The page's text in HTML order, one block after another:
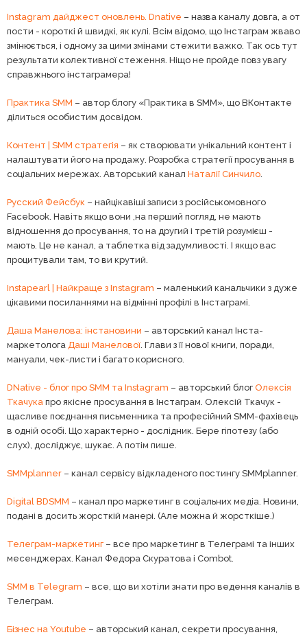
Instagram дайджест оновлень. Dnative – назва каналу довга, а от
пости - короткі й швидкі, як кулі. Всім відомо, що Інстаграм жваво
змінюється, і одному за цими змінами стежити важко. Так ось тут
результати колективної стеження. Ніщо не пройде повз увагу
справжнього інстаграмера!
Практика SMM – автор блогу «Практика в SMM», що ВКонтакте
ділиться особистим досвідом.
Контент | SMM стратегія – як створювати унікальний контент і
налаштувати його на продажу. Розробка стратегії просування в
соціальних мережах. Авторський канал Наталії Синчило
Русский Фейсбук – найцікавіші записи з російськомовного
Facebook. Навіть якщо вони ,на перший погляд, не мають
відношення до просування, то на другий і третій розумієш -
мають. Це не канал, а таблетка від задумливості. І якщо вас
процитували там, то ви крутий.
Instapearl | Найкраще з Instagram – маленький канальчики з дуже
цікавими посиланнями на відмінні профілі в Інстаграмі.
Даша Манелова: інстановини – авторський канал Інста-
маркетолога Даші Манелової . Глави з її нової книги, поради,
мануали, чек-листи і багато корисного.
DNative - блог про SMM та Instagram – авторський блог Олексія
Ткачука про якісне просування в Інстаграм. Олексій Ткачук -
щасливе поєднання письменника та професійний SMM-фахівець
в одній особі. Що характерно - дослідник. Бере гіпотезу (або
слух), досліджує, шукає. А потім пише.
SMMplanner – канал сервісу відкладеного постингу SMMplanner.
Digital BDSMM – канал про маркетинг в соціальних медіа. Новини,
подані в досить жорсткій манері. (Але можна й жорсткіше.)
Телеграм-маркетинг – все про маркетинг в Телеграмі та інших
месенджерах. Канал Федора Скуратова і Combot.
SMM в Telegram – все, що ви хотіли знати про ведення каналів в
Телеграм.
Бізнес на Youtube – авторський канал, секрети просування,